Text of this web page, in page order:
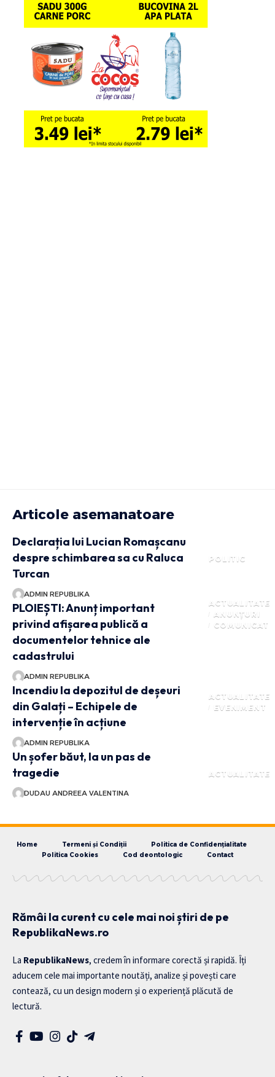
Articole asemanatoare
POLITIC
Declarația lui Lucian Romașcanu
despre schimbarea sa cu Raluca
Turcan
ADMIN REPUBLIKA
ACTUALITATE
ANUNȚURI
COMUNICAT
PLOIEȘTI: Anunț important
privind afișarea publică a
documentelor tehnice ale
cadastrului
ADMIN REPUBLIKA
ACTUALITATE
EVENIMENT
Incendiu la depozitul de deșeuri
din Galați – Echipele de
intervenție în acțiune
ADMIN REPUBLIKA
ACTUALITATE
Un șofer băut, la un pas de
tragedie
DUDAU ANDREEA VALENTINA
Home Termeni și Condiții
Politica de Confidențialitate
Politica Cookies
Cod deontologic Contact
Rămâi la curent cu cele mai noi știri de pe
RepublikaNews.ro
La RepublikaNews, credem în informare corectă și rapidă. Îți
aducem cele mai importante noutăți, analize și povești care
contează, cu un design modern și o experiență plăcută de
lectură.